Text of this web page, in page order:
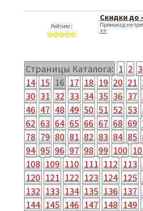
Рейтинг:
Скидки до
Промокод не
>>
Страницы Каталога: 1 2 3
14 15 16 17 18 19 20 21
30 31 32 33 34 35 36 37
46 47 48 49 50 51 52 53
62 63 64 65 66 67 68 69
78 79 80 81 82 83 84 85
94 95 96 97 98 99 100
108 109 110 111 112 113
120 121 122 123 124 125
132 133 134 135 136 137
144 145 146 147 148 149